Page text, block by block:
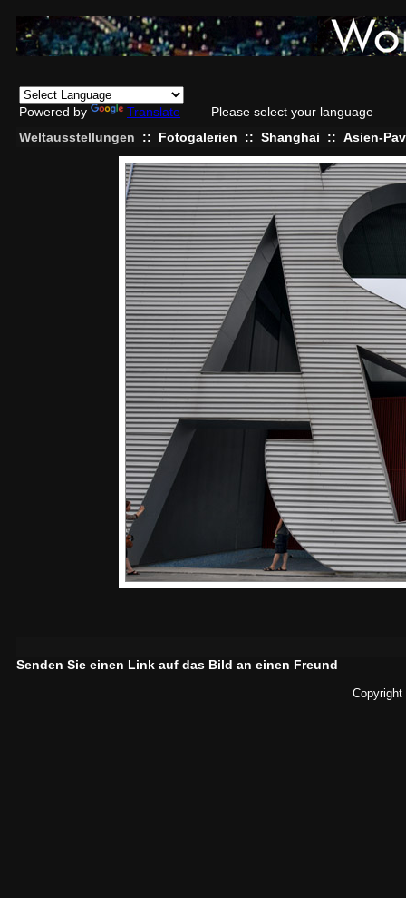
Powered by Translate
Please select your language
Weltausstellungen
:: Fotogalerien :: Shanghai :: Asien-
Senden Sie einen Link auf das Bild an einen Freund